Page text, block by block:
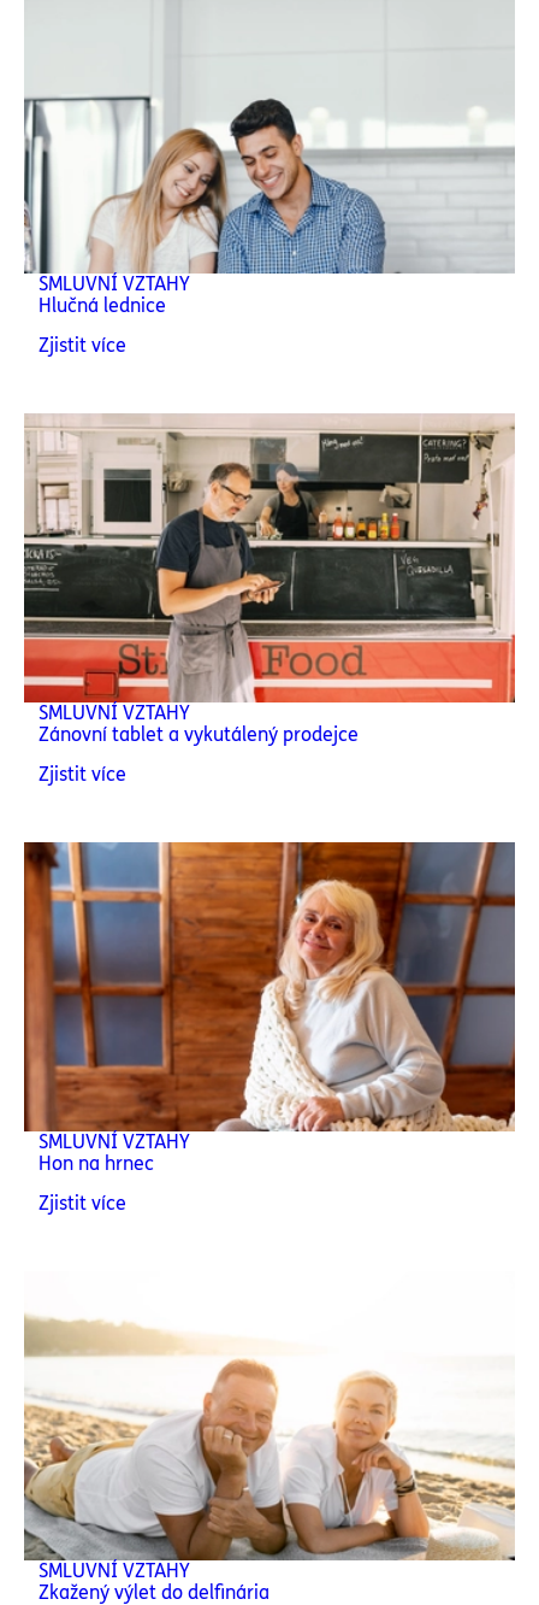
SMLUVNÍ VZTAHY
Hlučná lednice
Zjistit více
SMLUVNÍ VZTAHY
Zánovní tablet a vykutálený prodejce
Zjistit více
SMLUVNÍ VZTAHY
Hon na hrnec
Zjistit více
SMLUVNÍ VZTAHY
Zkažený výlet do delfinária